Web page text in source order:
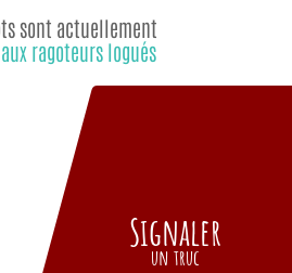
sont actuellement
ragoteurs logués
Signaler
un truc